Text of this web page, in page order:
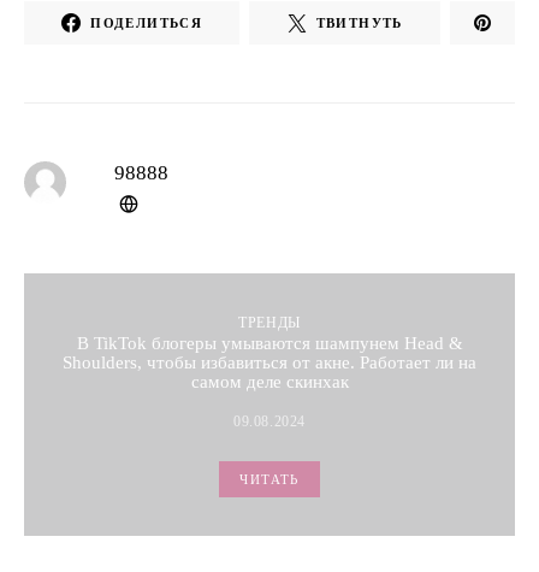
ПОДЕЛИТЬСЯ ТВИТНУТЬ
98888
ТРЕНДЫ
В TikTok блогеры умываются шампунем Head &
Shoulders, чтобы избавиться от акне. Работает ли на
самом деле скинхак
09.08.2024
ЧИТАТЬ